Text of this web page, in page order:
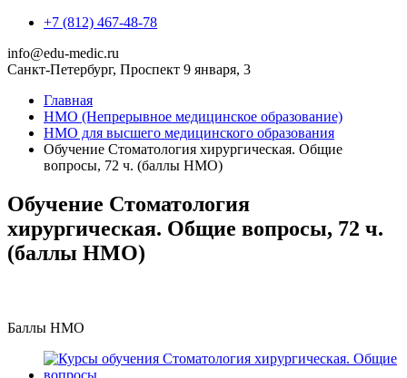
+7 (812) 467-48-78
info@edu-medic.ru
Санкт-Петербург, Проспект 9 января, 3
Главная
НМО (Непрерывное медицинское образование)
НМО для высшего медицинского образования
Обучение Стоматология хирургическая. Общие
вопросы, 72 ч. (баллы НМО)
Обучение Стоматология
хирургическая. Общие вопросы, 72 ч.
(баллы НМО)
Баллы НМО